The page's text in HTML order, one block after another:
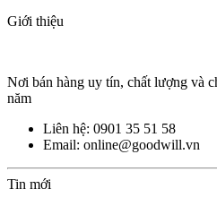
Giới thiệu
Nơi bán hàng uy tín, chất lượng và
năm
Liên hệ: 0901 35 51 58
Email: online@goodwill.vn
Tin mới